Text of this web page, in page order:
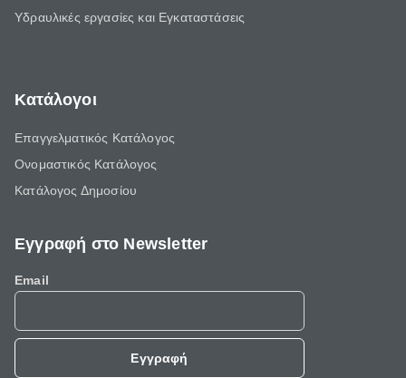
Υδραυλικές εργασίες και Εγκαταστάσεις
Κατάλογοι
Επαγγελματικός Κατάλογος
Ονομαστικός Κατάλογος
Κατάλογος Δημοσίου
Εγγραφή στο Newsletter
Email
Εγγραφή